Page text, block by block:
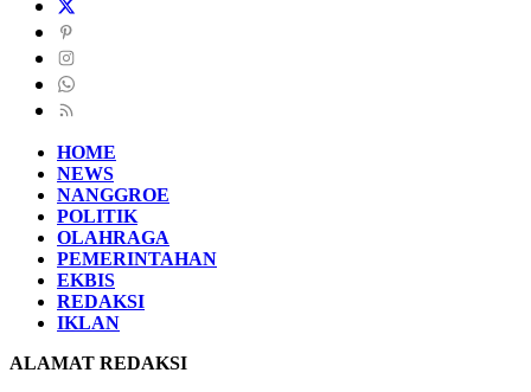
HOME
NEWS
NANGGROE
POLITIK
OLAHRAGA
PEMERINTAHAN
EKBIS
REDAKSI
IKLAN
ALAMAT REDAKSI